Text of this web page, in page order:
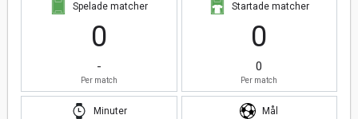
Spelade matcher
0
-
Per match
Startade matcher
0
0
Per match
Minuter Mål